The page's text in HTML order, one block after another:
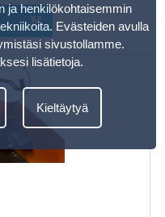
ja henkilökohtaisemmin
Evästeiden avulla
sivustollamme.
lisätietoja.
Kieltäytyä